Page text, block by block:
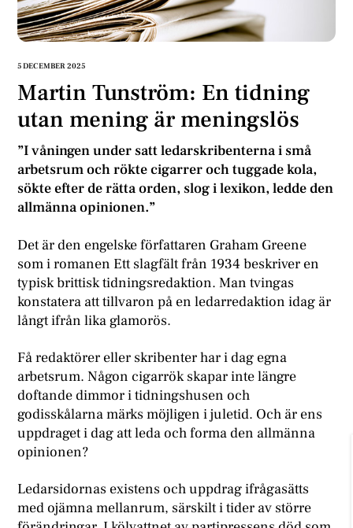
5 DECEMBER 2025
Martin Tunström: En tidning
utan mening är meningslös
”I våningen under satt ledarskribenterna i små
arbetsrum och rökte cigarrer och tuggade kola,
sökte efter de rätta orden, slog i lexikon, ledde den
allmänna opinionen.”
Det är den engelske författaren Graham Greene
som i romanen Ett slagfält från 1934 beskriver en
typisk brittisk tidningsredaktion. Man tvingas
konstatera att tillvaron på en ledarredaktion idag är
långt ifrån lika glamorös.
Få redaktörer eller skribenter har i dag egna
arbetsrum. Någon cigarrök skapar inte längre
doftande dimmor i tidningshusen och
godisskålarna märks möjligen i juletid. Och är ens
uppdraget i dag att leda och forma den allmänna
opinionen?
Ledarsidornas existens och uppdrag ifrågasätts
med ojämna mellanrum, särskilt i tider av större